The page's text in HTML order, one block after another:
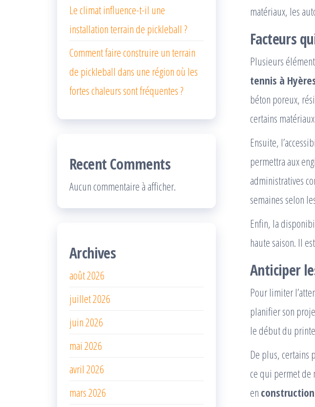
matériaux, les
Facteurs
Plusieurs
tennis à
béton poreux,
certains
Ensuite,
permettra aux
administratives
semaines selon
Enfin, la
haute saison. Il
Anticiper
Pour limiter
planifier son
le début du
De plus, certains
ce qui permet de
en
Le climat influence-t-il une
installation terrain de pickleball ?
Comment faire construire un terrain
de pickleball dans une région où les
fortes chaleurs sont fréquentes ?
Recent Comments
Aucun commentaire à afficher.
Archives
août 2026
juillet 2026
juin 2026
mai 2026
avril 2026
mars 2026